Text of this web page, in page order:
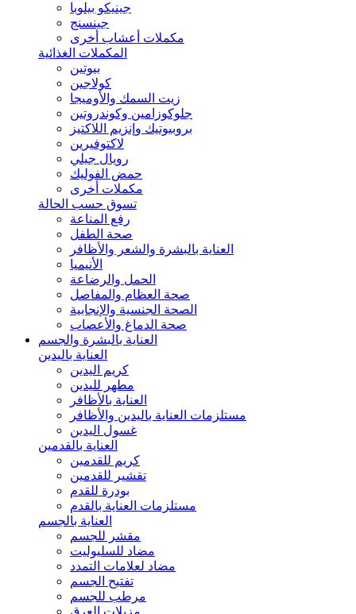
جينيكو بيلوبا
جينسنج
مكملات أعشاب أخرى
المكملات الغذائية
بيوتين
كولاجين
زيت السمك والأوميجا
جلوكوزامين وكوندروتين
بروبيوتيك وإنزيم اللاكتيز
لاكتوفيرين
رويال جيلي
حمض الفوليك
مكملات أخرى
تسوق حسب الحالة
رفع المناعة
صحة الطفل
العناية بالبشرة والشعر والأظافر
الأنيميا
الحمل والرضاعة
صحة العظام والمفاصل
الصحة الجنسية والإنجابية
صحة الدماغ والأعصاب
العناية بالبشرة والجسم
العناية باليدين
كريم اليدين
مطهر لليدين
العناية بالأظافر
مستلزمات العناية باليدين والأظافر
غسول اليدين
العناية بالقدمين
كريم للقدمين
تقشير للقدمين
بودرة للقدم
مستلزمات العناية بالقدم
العناية بالجسم
مقشر للجسم
مضاد للسليوليت
مضاد لعلامات التمدد
تفتيح الجسم
مرطب للجسم
مزيلات العرق